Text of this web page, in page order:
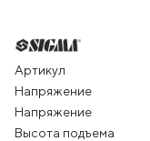
Артикул
Напряжение
Напряжение
Высота подъема